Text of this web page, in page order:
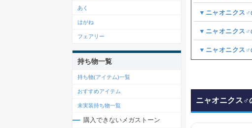
▼ニャオニクス♂
▼ニャオニクス♂
▼ニャオニクス♂
ニャオニクス♂
あく
はがね
フェアリー
持ち物一覧
持ち物(アイテム)一覧
おすすめアイテム
未実装持ち物一覧
購入できないメガストーン